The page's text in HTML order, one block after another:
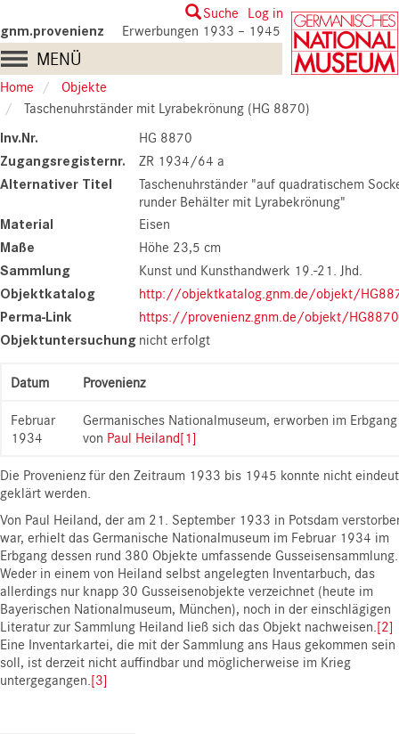
to
main
content
User
account
menu
Suche Log in
gnm.provenienz Erwerbungen 1933 – 1945
Main
navigation
MENÜ
Home
Objekte
Taschenuhrständer mit Lyrabekrönung (HG 8870)
Inv.Nr. HG 8870
Zugangsregisternr. ZR 1934/64 a
Alternativer Titel
Taschenuhrständer "auf quadratischem
runder Behälter mit Lyrabekrönung"
Material Eisen
Maße Höhe 23,5 cm
Sammlung Kunst und Kunsthandwerk 19.-21. Jhd.
Objektkatalog http://objektkatalog.gnm.de/objekt/
Perma-Link https://provenienz.gnm.de/objekt/HG8870
Objektuntersuchung nicht erfolgt
Datum Provenienz
Februar
1934
Germanisches Nationalmuseum, erworben im Erbgang
von Paul Heiland[1]
Die Provenienz für den Zeitraum 1933 bis 1945 konnte nicht
geklärt werden.
Von Paul Heiland, der am 21. September 1933 in Potsdam
war, erhielt das Germanische Nationalmuseum im Februar 1934 im
Erbgang dessen rund 380 Objekte umfassende Gusseisensammlung.
Weder in einem von Heiland selbst angelegten Inventarbuch, das
allerdings nur knapp 30 Gusseisenobjekte verzeichnet (heute im
Bayerischen Nationalmuseum, München), noch in der einschlägigen
Literatur zur Sammlung Heiland ließ sich das Objekt nachweisen. [2]
Eine Inventarkartei, die mit der Sammlung ans Haus gekommen sein
soll, ist derzeit nicht auffindbar und möglicherweise im Krieg
untergegangen. [3]